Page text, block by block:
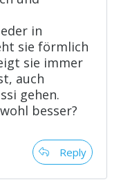
in
sie förmlich
sie immer
auch
gehen.
besser?
Reply